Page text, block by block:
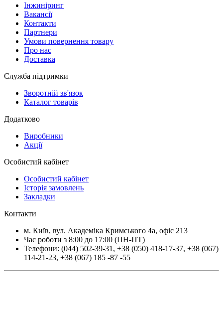
Інжиніринг
Вакансії
Контакти
Партнери
Умови повернення товару
Про нас
Доставка
Служба підтримки
Зворотній зв'язок
Каталог товарів
Додатково
Виробники
Акції
Особистий кабінет
Особистий кабінет
Історія замовлень
Закладки
Контакти
м. Київ, вул. Академіка Кримського 4а, офіс 213
Час роботи з 8:00 до 17:00 (ПН-ПТ)
Телефони: (044) 502-39-31 , +38 (050) 418-17-37, +38 (067)
114-21-23, +38 (067) 185 -87 -55